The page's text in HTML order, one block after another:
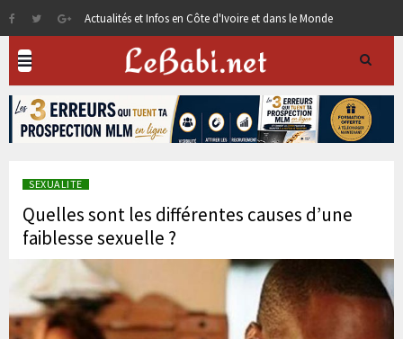
Actualités et Infos en Côte d'Ivoire et dans le Monde
SEXUALITE
Quelles sont les différentes causes d’une
faiblesse sexuelle ?